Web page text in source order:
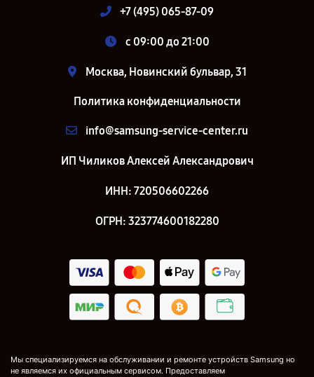
+7 (495) 065-87-09
c 09:00 до 21:00
Москва, Новинский бульвар, 31
Политика конфиденциальности
info@samsung-service-center.ru
ИП Чиликов Алексей Александрович
ИНН: 720506602266
ОГРН: 323774600182280
Мы специализируемся на обслуживании и ремонте устройств Samsung но
не являемся их официальным сервисом. Предоставляем